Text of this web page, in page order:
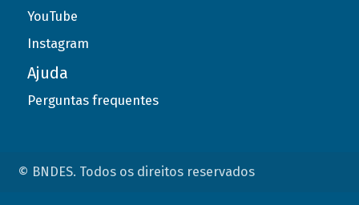
YouTube
Instagram
Ajuda
Perguntas frequentes
© BNDES. Todos os direitos reservados